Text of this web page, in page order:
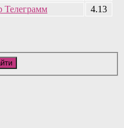
Телеграмм 4.13